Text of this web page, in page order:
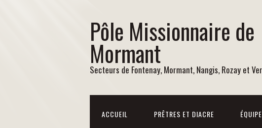
Pôle Missionnaire de
Mormant
Secteurs de Fontenay, Mormant, Nangis, Rozay et
ACCUEIL PRÊTRES ET DIACRE